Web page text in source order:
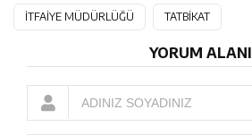
İTFAİYE MÜDÜRLÜĞÜ TATBİKAT
YORUM ALANI